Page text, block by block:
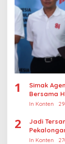
1
Simak
Bersama
In Konten
2
Jadi
Kasus
In Konten